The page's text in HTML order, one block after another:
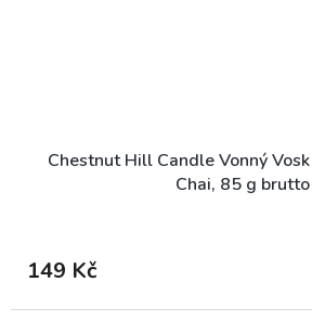
Chestnut Hill Candle Vonný
Chai, 85 g brutto
149 Kč